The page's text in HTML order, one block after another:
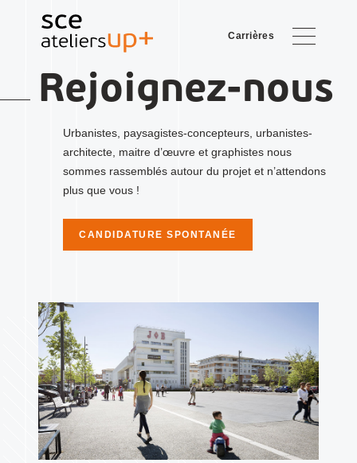
Carrières
Rejoignez-nous
Urbanistes, paysagistes-concepteurs, urbanistes-
architecte, maitre d’œuvre et graphistes nous
sommes rassemblés autour du projet et n’attendons
plus que vous !
CANDIDATURE SPONTANÉE